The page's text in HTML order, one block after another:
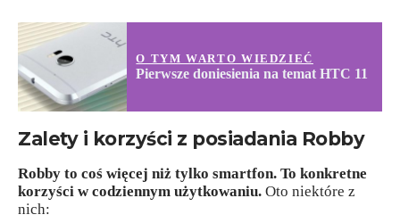
O TYM WARTO WIEDZIEĆ
Pierwsze doniesienia na temat HTC 11
Zalety i korzyści z posiadania Robby
Robby to coś więcej niż tylko smartfon. To konkretne
korzyści w codziennym użytkowaniu. Oto niektóre z
nich: